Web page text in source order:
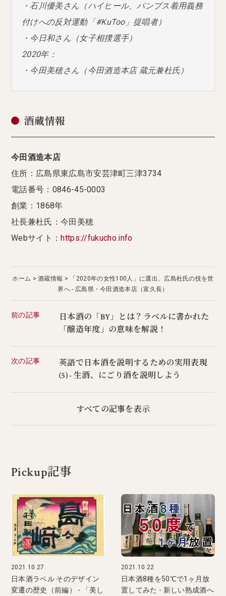
・石川優美さん（ハイヒール、パンプス着用義務
付けへの反対運動「#KuToo」提唱者）
・今日和さん（女子相撲選手）
2020年：
・今田美穂さん（今田酒造本店 蔵元兼杜氏）
酒蔵情報
今田酒造本店
住所：広島県東広島市安芸津町三津3734
電話番号：0846-45-0003
創業：1868年
社長兼杜氏：今田美穂
Webサイト：https://fukucho.info
ホーム 酒蔵情報
「2020年の女性100人」に選出、広島杜氏の技を世
界へ - 広島県・今田酒造本店（富久長）
前の記事
日本酒の「BY」とは？ラベルに書かれた
「醸造年度」の意味を解説！
次の記事
英語で日本酒を説明するための実用表現
(5) - 生酒、にごり酒を説明しよう
すべての記事を表示
Pickup記事
2021.10.27
日本酒ラベル そのデザイン
変遷の歴史（前編） - 「美し
2021.10.22
日本酒8種を50℃で1ヶ月放
置してみた - 新しい熟成酒へ